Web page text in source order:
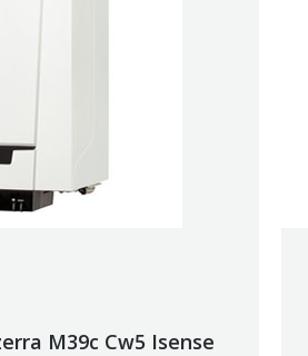
M39c Cw5 Isense